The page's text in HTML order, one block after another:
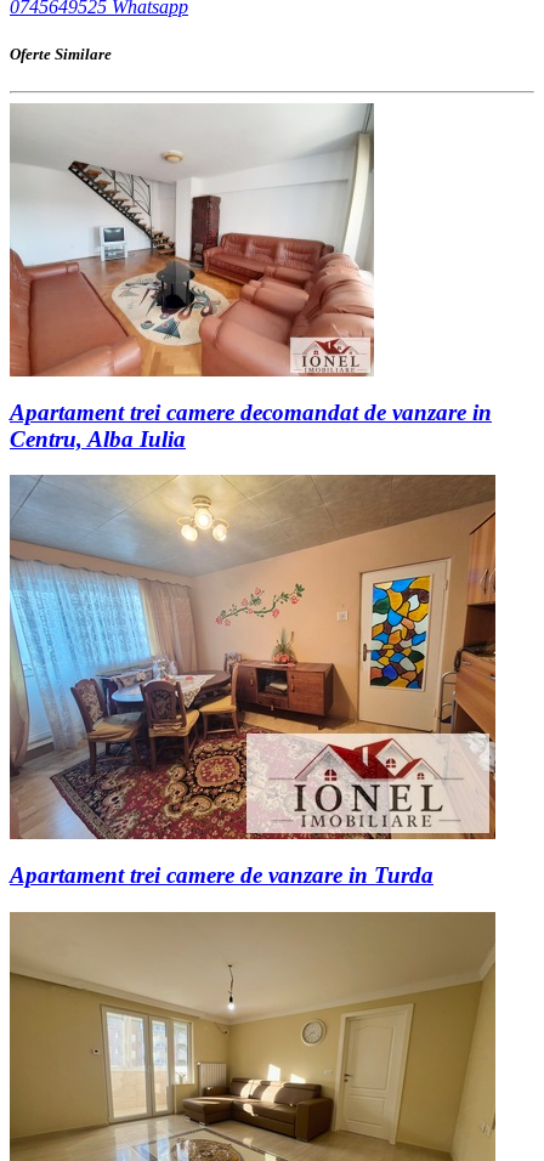
0745649525 Whatsapp
Oferte Similare
Apartament trei camere decomandat de vanzare in
Centru, Alba Iulia
Apartament trei camere de vanzare in Turda